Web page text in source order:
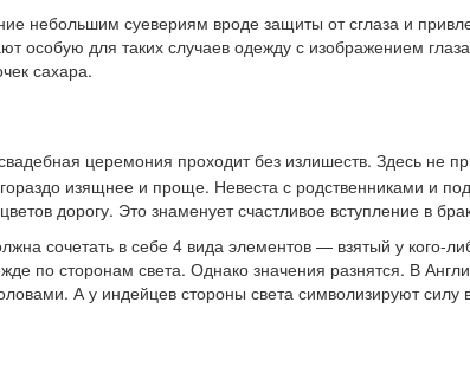
небольшим суевериям вроде защиты от сглаза и
особую для таких случаев одежду с изображением
сахара.
церемония проходит без излишеств. Здесь не
изящнее и проще. Невеста с родственниками и
дорогу. Это знаменует счастливое вступление в
сочетать в себе 4 вида элементов — взятый у кого-
по сторонам света. Однако значения разнятся. В
А у индейцев стороны света символизируют